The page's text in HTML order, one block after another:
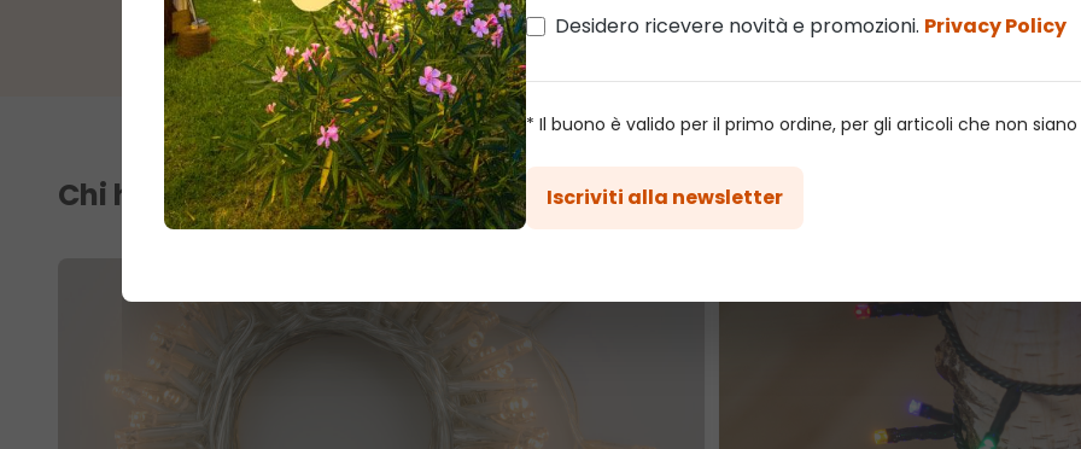
Desidero ricevere novità e promozioni. Privacy Policy
* Il buono è valido per il primo ordine, per gli articoli che non
Iscriviti alla newsletter
Chi ha acquistato questo articolo ha acquistato anche